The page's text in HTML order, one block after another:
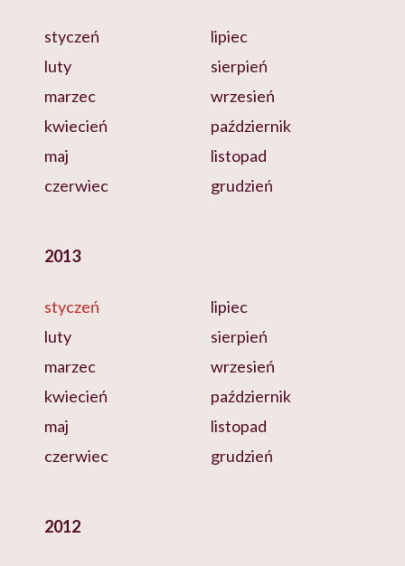
styczeń
luty
marzec
kwiecień
maj
czerwiec
lipiec
sierpień
wrzesień
październik
listopad
grudzień
2013
styczeń
luty
marzec
kwiecień
maj
czerwiec
lipiec
sierpień
wrzesień
październik
listopad
grudzień
2012